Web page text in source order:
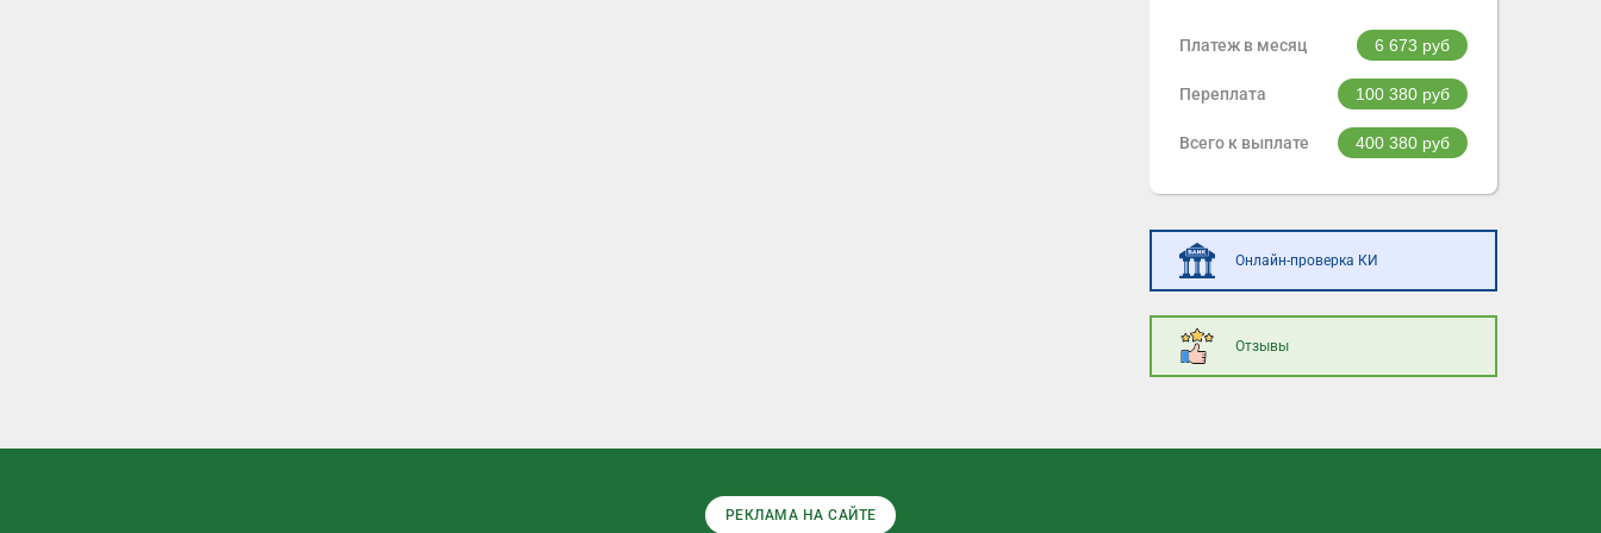
Платеж в месяц 6 673 руб
Переплата 100 380 руб
Всего к выплате 400 380 руб
Онлайн-проверка КИ
Отзывы
РЕКЛАМА НА САЙТЕ